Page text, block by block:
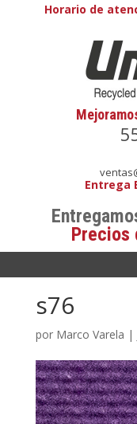
Horario de
Entrega
Precios
s76
por Marco Varela |